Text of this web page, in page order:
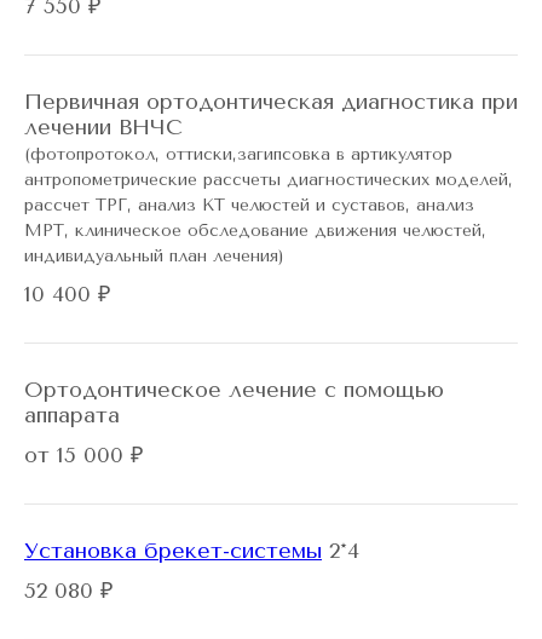
7 550 ₽
Первичная ортодонтическая диагностика при
лечении ВНЧС
(фотопротокол, оттиски,загипсовка в артикулятор
антропометрические рассчеты диагностических моделей,
рассчет ТРГ, анализ КТ челюстей и суставов, анализ
МРТ, клиническое обследование движения челюстей,
индивидуальный план лечения)
10 400 ₽
Ортодонтическое лечение с помощью
аппарата
от 15 000 ₽
Установка брекет-системы 2*4
52 080 ₽